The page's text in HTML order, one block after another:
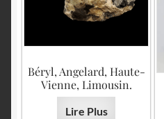
Béryl, Angelard, Haute-
Vienne, Limousin.
Lire Plus